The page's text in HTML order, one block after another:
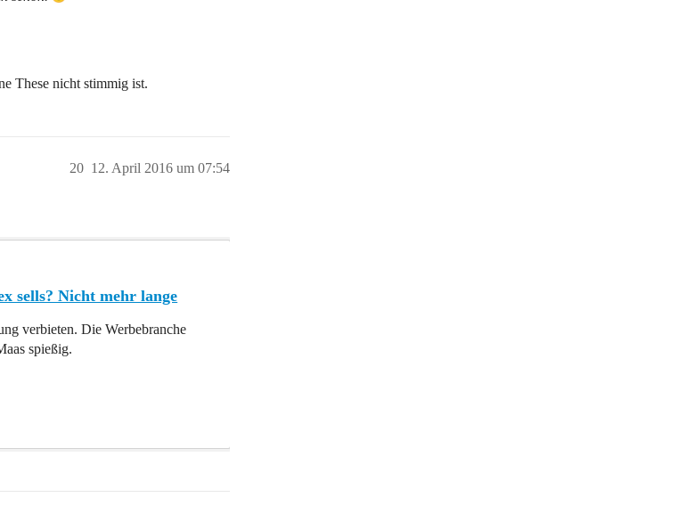
These nicht stimmig ist.
12. April 2016 um 07:54
20
sells? Nicht mehr lange
verbieten. Die Werbebranche
spießig.